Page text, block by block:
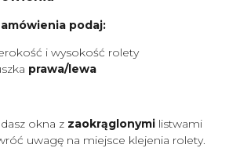
podaj:
i wysokość rolety
prawa/lewa
okna z zaokrąglonymi listwami
uwagę na miejsce klejenia rolety.